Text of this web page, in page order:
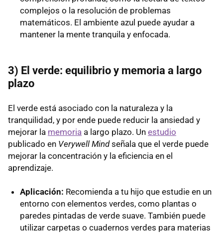
complejos o la resolución de problemas
matemáticos. El ambiente azul puede ayudar a
mantener la mente tranquila y enfocada.
3) El verde: equilibrio y memoria a largo
plazo
El verde está asociado con la naturaleza y la
tranquilidad, y por ende puede reducir la ansiedad y
mejorar la memoria a largo plazo. Un estudio
publicado en Verywell Mindseñala que el verde puede
mejorar la concentración y la eficiencia en el
aprendizaje.
Aplicación: Recomienda a tu hijo que estudie en un
entorno con elementos verdes, como plantas o
paredes pintadas de verde suave. También puede
utilizar carpetas o cuadernos verdes para materias